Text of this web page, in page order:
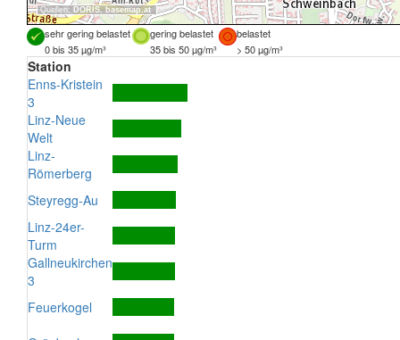
Quellen: DORIS, basemap.at
sehr gering belastet gering belastet
belastet
0 bis 35 µg/m³
35 bis 50 µg/m³ > 50 µg/m³
Station
Enns-Kristein
3
Linz-Neue
Welt
Linz-
Römerberg
Steyregg-Au
Linz-24er-
Turm
Gallneukirchen
3
Feuerkogel